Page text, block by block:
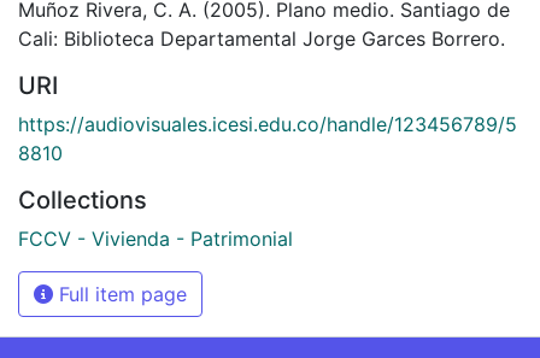
Muñoz Rivera, C. A. (2005). Plano medio. Santiago de
Cali: Biblioteca Departamental Jorge Garces Borrero.
URI
https://audiovisuales.icesi.edu.co/handle/123456789/5
8810
Collections
FCCV - Vivienda - Patrimonial
Full item page